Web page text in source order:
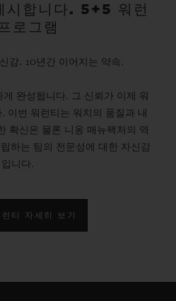
시합니다. 5+5 워런
로그램
감. 10년간 이어지는 약속.
완성됩니다. 그 신뢰가 이제 워
이번 워런티는 워치의 품질과 내
확신은 물론 니옹 매뉴팩처의 역
하는 팀의 전문성에 대한 자신감
입니다.
티 자세히 보기